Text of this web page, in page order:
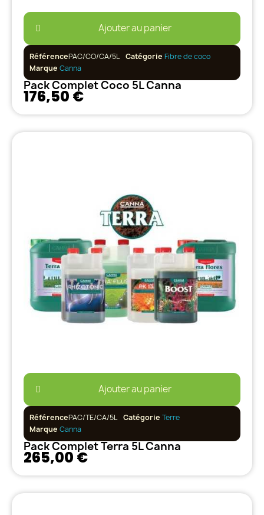
Ajouter au panier
RéférencePAC/CO/CA/5L Catégorie Fibre de coco
Marque Canna
Pack Complet Coco 5L Canna
176,50 €
Ajouter au panier
RéférencePAC/TE/CA/5L Catégorie Terre
Marque Canna
Pack Complet Terra 5L Canna
265,00 €